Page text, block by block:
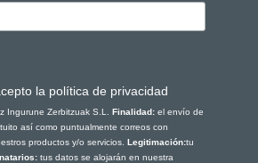
la política de privacidad
Ingurune Zerbitzuak S.L. Finalidad:el envío de
así como puntualmente correos con
productos y/o servicios. Legitimación:tu
tus datos se alojarán en nuestra